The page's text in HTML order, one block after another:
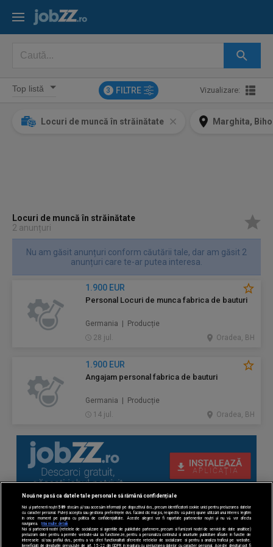
3 FILTRE Vizualizare:
Locuri de muncă în străinătate Marghita,
Locuri de muncă în străinătate
2 anunțuri
Nu am găsit anunțuri conform căutării tale, dar am găsit 2
anunțuri care te-ar putea interesa.
1.900 EUR
Personal Locuri de munca fabrica de bauturi
Germania | Producție
28 jul.
Oradea, BH
1.900 EUR
Angajam personal fabrica de bauturi
Germania | Producție
14 jul.
Oradea, BH
Nouă ne pasă ca datele tale personale să rămână confidențiale
Noi și partenerii noștri 589 stocăm și/sau accesăm informații pe dispozitivul dvs., precum identificatorii cookie unici pentru prelucrarea datelor
cu caracter personal. Puteți accepta sau gestiona preferințele dvs. făcând clic mai jos, respectiv vă puteți opune utilizării unui interes legitim
în orice moment pe pagina cu politica de confidențialitate. Aceste alegeri vor fi raportate partenerilor noștri și nu vă vor afecta
navigarea.
Mai multe detalii
Noi si partenerii nostri (retelele de socializare si agentiile de publicitate partenere, precum si furnizorii nostri de servicii de date analitice)
prelucram date pentru a permite website-ului sa functioneze, pentru a personaliza continutul si anunturile publicitare afisate in functie de
interesele si/sau profilul dvs., pentru a va oferi functionalitati aferente retelelor de socializare si pentru a analiza traficul pe website.
Beneficiati de drepturile prevazute de art. 15-22 din GDPR in legatura cu prelucrarea datelor cu caracter personal. Aceste drepturi pot fi